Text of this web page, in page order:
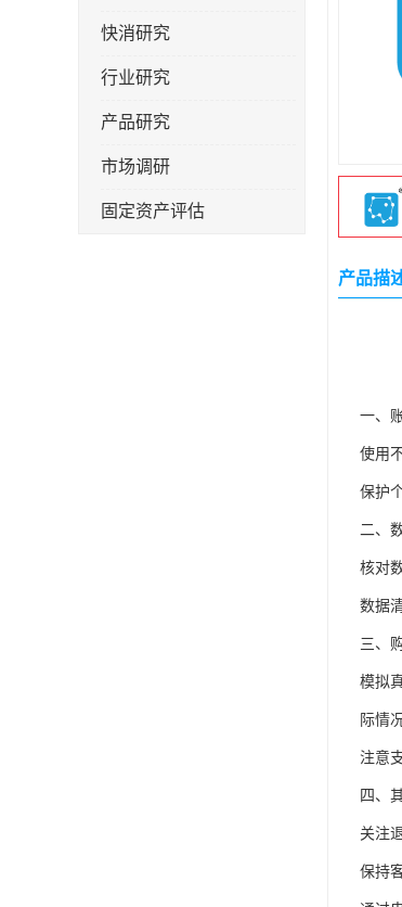
快消研究
行业研究
产品研究
市场调研
固定资产评估
产品描
一、
使用
保护
二、
核对
数据
三、
模拟
际情
注意
四、
关注
保持